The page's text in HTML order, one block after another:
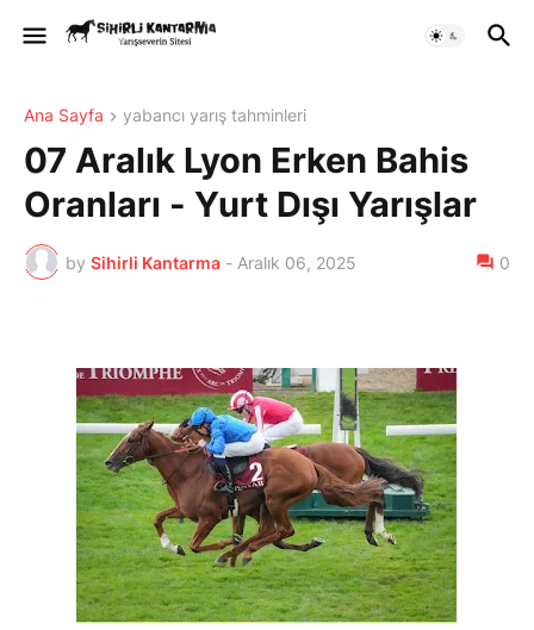
Ana Sayfa yabancı yarış tahminleri
07 Aralık Lyon Erken Bahis
Oranları - Yurt Dışı Yarışlar
by Sihirli Kantarma - Aralık 06, 2025 0